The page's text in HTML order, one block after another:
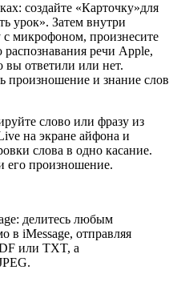
создайте «Карточку»­для
урок». Затем внутри
микрофоном, произнесите
речи Apple,
ответили или нет.
произношение и знание слов
слово или ­фразу из
на экране айфона и
слова в одно касание.
его произношение.
делитесь любым
в iMessage, отправляя
или TXT, а